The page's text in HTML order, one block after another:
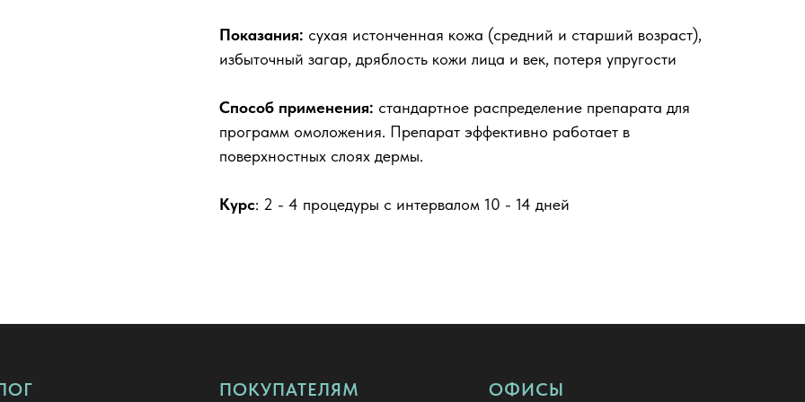
Показания: сухая истонченная кожа (средний и старший возраст),
избыточный загар, дряблость кожи лица и век, потеря упругости
Способ применения: стандартное распределение препарата для
программ омоложения. Препарат эффективно работает в
поверхностных слоях дермы.
Курс: 2 - 4 процедуры с интервалом 10 - 14 дней
ПОКУПАТЕЛЯМ ОФИСЫ